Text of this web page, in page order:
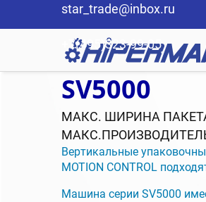
star_trade@inbox.ru
+7(495)323-99-05
SV5000
МАКС. ШИРИНА
Вертикальные
MOTION CONTROL
Машина серии SV5000